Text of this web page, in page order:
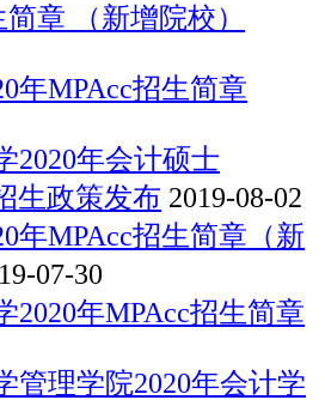
章 （新增院校）
年MPAcc招生简章
2020年会计硕士
生政策发布 2019-08-02
年MPAcc招生简章（新
07-30
2020年MPAcc招生简章
管理学院2020年会计学